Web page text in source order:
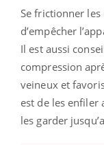
Se frictionner les
d’empêcher
Il est aussi
compression
veineux et
est de les enfiler
les garder